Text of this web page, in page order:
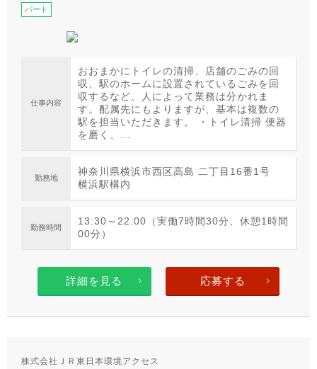
パート
仕事内容
おおまかにトイレの清掃、店舗のごみの回
収、駅のホームに設置されているごみを回
収するなど、人によって業務は分かれま
す。配属先にもよりますが、基本は複数の
駅を担当いただきます。 ・トイレ清掃 便器
を磨く、...
勤務地
神奈川県横浜市西区高島 二丁目16番1号
横浜駅構内
勤務時間
13:30～22:00（実働7時間30分、休憩1時間
00分）
詳細を見る 応募する
株式会社ＪＲ東日本環境アクセス